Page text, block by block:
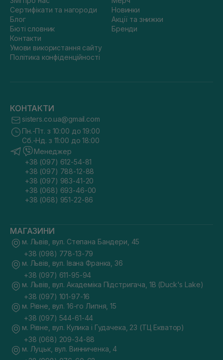
Сертифікати та нагороди
Блог
Бюті словник
Контакти
Умови використання сайту
Політика конфіденційності
Новинки
Акції та знижки
Бренди
КОНТАКТИ
sisters.co.ua@gmail.com
Пн.-Пт. з 10:00 до 19:00
Сб.-Нд. з 11:00 до 18:00
Менеджер
+38 (097) 612-54-81
+38 (097) 788-12-88
+38 (097) 983-41-20
+38 (068) 693-46-00
+38 (068) 951-22-86
МАГАЗИНИ
м. Львів, вул. Степана Бандери, 45
+38 (098) 778-13-79
м. Львів, вул. Івана Франка, 36
+38 (097) 611-95-94
м. Львів, вул. Академіка Підстригача, 1В (Duck's Lake)
+38 (097) 101-97-16
м. Рівне, вул. 16-го Липня, 15
+38 (097) 544-61-44
м. Рівне, вул. Кулика і Гудачека, 23 (ТЦ Екватор)
+38 (068) 209-34-88
м. Луцьк, вул. Винниченка, 4